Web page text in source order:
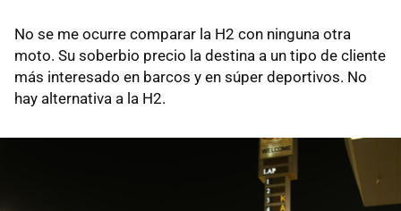
No se me ocurre comparar la H2 con ninguna otra
moto. Su soberbio precio la destina a un tipo de cliente
más interesado en barcos y en súper deportivos. No
hay alternativa a la H2.